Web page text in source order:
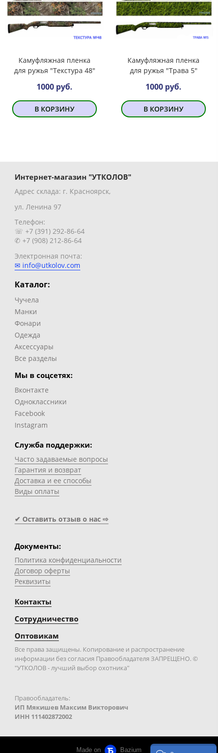
Камуфляжная пленка
для ружья "Текстура 48"
1000 руб.
В КОРЗИНУ
Камуфляжная пленка
для ружья "Трава 5"
1000 руб.
В КОРЗИНУ
Интернет-магазин "УТКОЛОВ"
Адрес склада: г. Красноярск,
ул. Ленина 97
Телефон:
☏ +7 (391) 292-86-64
✆ +7 (908) 212-86-64
Электронная почта:
✉ info@utkolov.com
Каталог:
Чучела
Манки
Фонари
Одежда
Аксессуары
Все разделы
Мы в соцсетях:
Вконтакте
Одноклассники
Facebook
Instagram
Служба поддержки:
Часто задаваемые вопросы
Гарантия и возврат
Доставка и ее способы
Виды оплаты
✔ Оставить отзыв о нас ⇨
Документы:
Политика конфиденциальности
Договор оферты
Реквизиты
Контакты
Сотрудничество
Оптовикам
Все права защищены. Копирование и распространение
информации без согласия Правообладателя ЗАПРЕЩЕНО. ©
"УТКОЛОВ - лучший выбор охотника"
Правообладатель:
ИП Мякишев Максим Викторович
ИНН 111402872002
Made on Bazium